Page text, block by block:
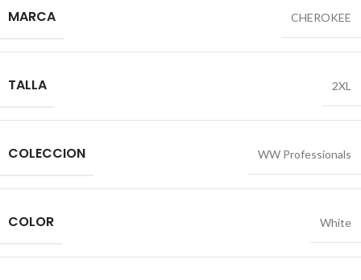
MARCA CHEROKEE
TALLA 2XL
COLECCION WW Professionals
COLOR White